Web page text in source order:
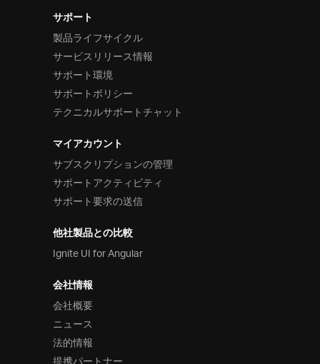
サポート
製品ライフサイクル
サービスリリース情報
サポート環境
サポートポリシー
テクニカルサポートチャット
マイアカウント
サブスクリプションの管理
サポートアクティビティ
サポート要求の送信
他社製品との比較
Ignite UI for Angular
会社情報
会社概要
ニュース
法的情報